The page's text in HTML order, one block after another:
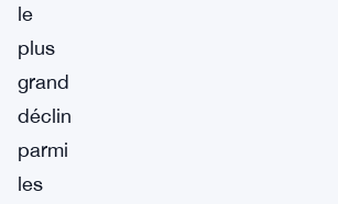
le
plus
grand
déclin
parmi
les